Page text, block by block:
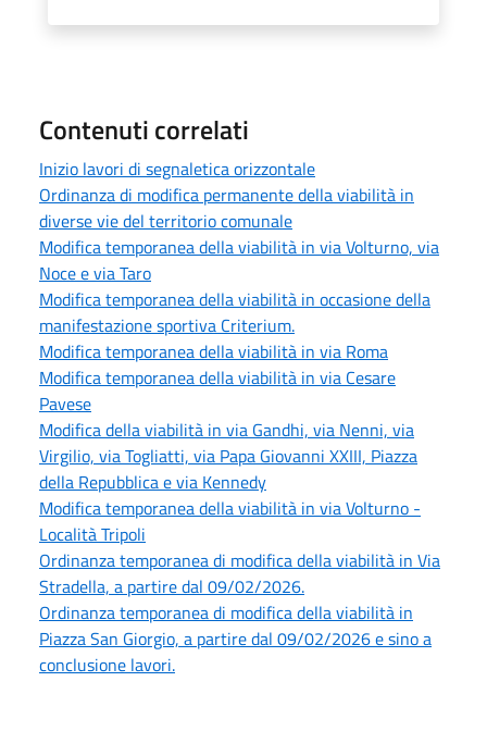
Contenuti correlati
Inizio lavori di segnaletica orizzontale
Ordinanza di modifica permanente della viabilità in
diverse vie del territorio comunale
Modifica temporanea della viabilità in via Volturno, via
Noce e via Taro
Modifica temporanea della viabilità in occasione della
manifestazione sportiva Criterium.
Modifica temporanea della viabilità in via Roma
Modifica temporanea della viabilità in via Cesare
Pavese
Modifica della viabilità in via Gandhi, via Nenni, via
Virgilio, via Togliatti, via Papa Giovanni XXIII, Piazza
della Repubblica e via Kennedy
Modifica temporanea della viabilità in via Volturno -
Località Tripoli
Ordinanza temporanea di modifica della viabilità in Via
Stradella, a partire dal 09/02/2026.
Ordinanza temporanea di modifica della viabilità in
Piazza San Giorgio, a partire dal 09/02/2026 e sino a
conclusione lavori.